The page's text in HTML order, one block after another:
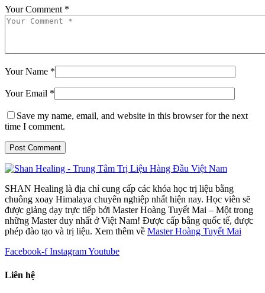
Your Comment *
Your Name *
Your Email *
Save my name, email, and website in this browser for the next
time I comment.
Post Comment
SHAN Healing là địa chỉ cung cấp các khóa học trị liệu bằng
chuông xoay Himalaya chuyên nghiệp nhất hiện nay. Học viên sẽ
được giảng dạy trực tiếp bởi Master Hoàng Tuyết Mai – Một trong
những Master duy nhất ở Việt Nam! Được cấp bằng quốc tế, được
phép đào tạo và trị liệu. Xem thêm về Master Hoàng Tuyết Mai
Facebook-f InstagramYoutube
Liên hệ